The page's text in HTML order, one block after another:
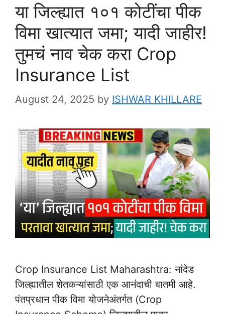
या जिल्ह्यात १०१ कोटींचा पीक
विमा खात्यात जमा; यादी जाहीर!
तुमचं नाव चेक करा Crop
Insurance List
August 24, 2025 by ISHWAR KHILLARE
Crop Insurance List Maharashtra: नांदेड
जिल्ह्यातील शेतकऱ्यांसाठी एक आनंदाची बातमी आहे.
पंतप्रधान पीक विमा योजनेअंतर्गत (Crop